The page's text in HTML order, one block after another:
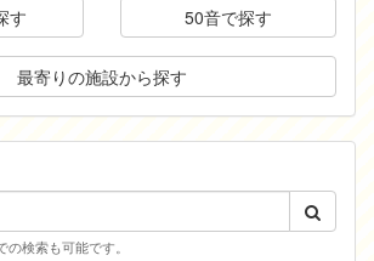
す 50音で探す
最寄りの施設から探す
検索も可能です。